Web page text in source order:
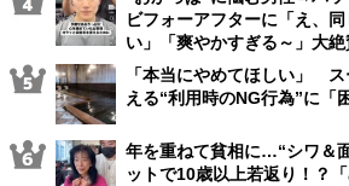
ビフォーアフターに「え、
い」「爽やかすぎる～」大
「本当にやめてほしい」
える“利用時のNG行為”に「
年を重ねて貧相に…“シワ＆
ットで10歳以上若返り！？